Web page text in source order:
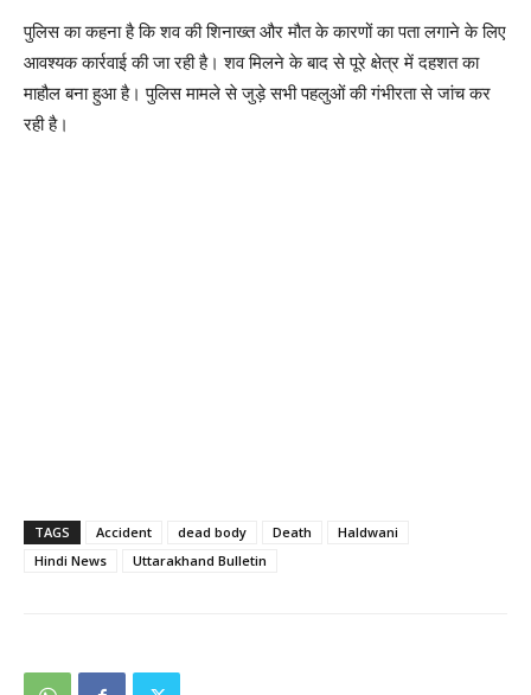
पुलिस का कहना है कि शव की शिनाख्त और मौत के कारणों का पता लगाने के लिए
आवश्यक कार्रवाई की जा रही है। शव मिलने के बाद से पूरे क्षेत्र में दहशत का
माहौल बना हुआ है। पुलिस मामले से जुड़े सभी पहलुओं की गंभीरता से जांच कर
रही है।
TAGS Accident dead body Death
Haldwani
Hindi News
Uttarakhand Bulletin